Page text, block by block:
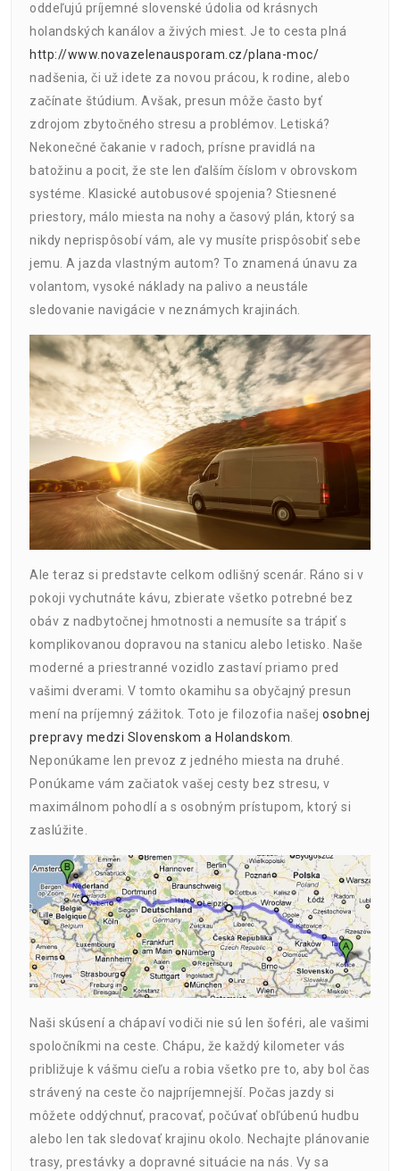
oddeľujú príjemné slovenské údolia od krásnych
holandských kanálov a živých miest. Je to cesta plná
http://www.novazelenausporam.cz/plana-moc/
nadšenia, či už idete za novou prácou, k rodine, alebo
začínate štúdium. Avšak, presun môže často byť
zdrojom zbytočného stresu a problémov. Letiská?
Nekonečné čakanie v radoch, prísne pravidlá na
batožinu a pocit, že ste len ďalším číslom v obrovskom
systéme. Klasické autobusové spojenia? Stiesnené
priestory, málo miesta na nohy a časový plán, ktorý sa
nikdy neprispôsobí vám, ale vy musíte prispôsobiť sebe
jemu. A jazda vlastným autom? To znamená únavu za
volantom, vysoké náklady na palivo a neustále
sledovanie navigácie v neznámych krajinách.
Ale teraz si predstavte celkom odlišný scenár. Ráno si v
pokoji vychutnáte kávu, zbierate všetko potrebné bez
obáv z nadbytočnej hmotnosti a nemusíte sa trápiť s
komplikovanou dopravou na stanicu alebo letisko. Naše
moderné a priestranné vozidlo zastaví priamo pred
vašimi dverami. V tomto okamihu sa obyčajný presun
mení na príjemný zážitok. Toto je filozofia našej osobnej
prepravy medzi Slovenskom a Holandskom
Neponúkame len prevoz z jedného miesta na druhé.
Ponúkame vám začiatok vašej cesty bez stresu, v
maximálnom pohodlí a s osobným prístupom, ktorý si
zaslúžite.
Naši skúsení a chápaví vodiči nie sú len šoféri, ale vašimi
spoločníkmi na ceste. Chápu, že každý kilometer vás
približuje k vášmu cieľu a robia všetko pre to, aby bol čas
strávený na ceste čo najpríjemnejší. Počas jazdy si
môžete oddýchnuť, pracovať, počúvať obľúbenú hudbu
alebo len tak sledovať krajinu okolo. Nechajte plánovanie
trasy, prestávky a dopravné situácie na nás. Vy sa